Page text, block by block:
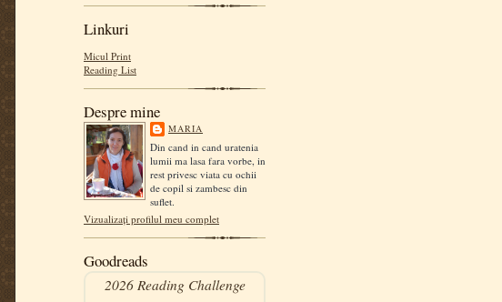
Linkuri
Micul Print
Reading List
Despre mine
MARIA
Din cand in cand uratenia
lumii ma lasa fara vorbe, in
rest privesc viata cu ochii
de copil si zambesc din
suflet.
Vizualizați profilul meu complet
Goodreads
2026 Reading Challenge